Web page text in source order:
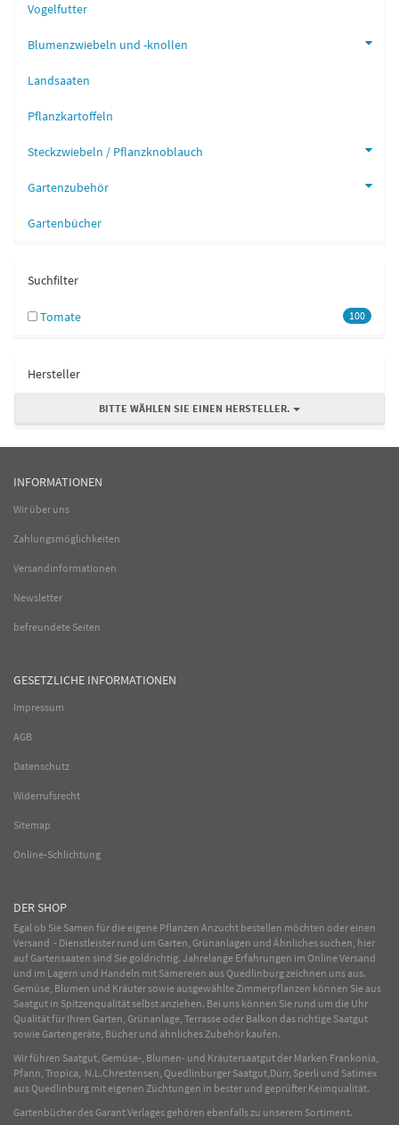
Vogelfutter
Blumenzwiebeln und -knollen
Landsaaten
Pflanzkartoffeln
Steckzwiebeln / Pflanzknoblauch
Gartenzubehör
Gartenbücher
Suchfilter
100
Tomate
Hersteller
BITTE WÄHLEN SIE EINEN HERSTELLER.
INFORMATIONEN
Wir über uns
Zahlungsmöglichkeiten
Versandinformationen
Newsletter
befreundete Seiten
GESETZLICHE INFORMATIONEN
Impressum
AGB
Datenschutz
Widerrufsrecht
Sitemap
Online-Schlichtung
DER SHOP
Egal ob Sie Samen für die eigene Pflanzen Anzucht bestellen möchten oder einen
Versand - Dienstleister rund um Garten, Grünanlagen und Ähnliches suchen, hier
auf Gartensaaten sind Sie goldrichtig. Jahrelange Erfahrungen im OnlineVersand
und im Lagern und Handeln mit Sämereien aus Quedlinburg zeichnen uns aus.
Gemüse, Blumen und Kräuter sowie ausgewählteZimmerpflanzen können Sie aus
Saatgut in Spitzenqualität selbst anziehen. Bei uns können Sie rund um die Uhr
Qualität für Ihren Garten, Grünanlage, Terrasse oder Balkon das richtige Saatgut
sowie Gartengeräte, Bücher und ähnliches Zubehör kaufen.
Wir führen Saatgut, Gemüse-, Blumen- und Kräutersaatgut der Marken Frankonia,
Pfann, Tropica, N.L.Chrestensen, Quedlinburger Saatgut,Dürr, Sperli und Satimex
aus Quedlinburg mit eigenen Züchtungen in bester und geprüfter Keimqualität.
Gartenbücher des Garant Verlages gehören ebenfalls zu unserem Sortiment.